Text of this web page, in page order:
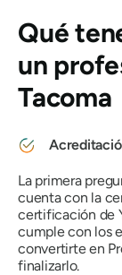
Qué
un
Tacoma
La primera
cuenta con la
certificación de
cumple con los
convertirte en
finalizarlo.